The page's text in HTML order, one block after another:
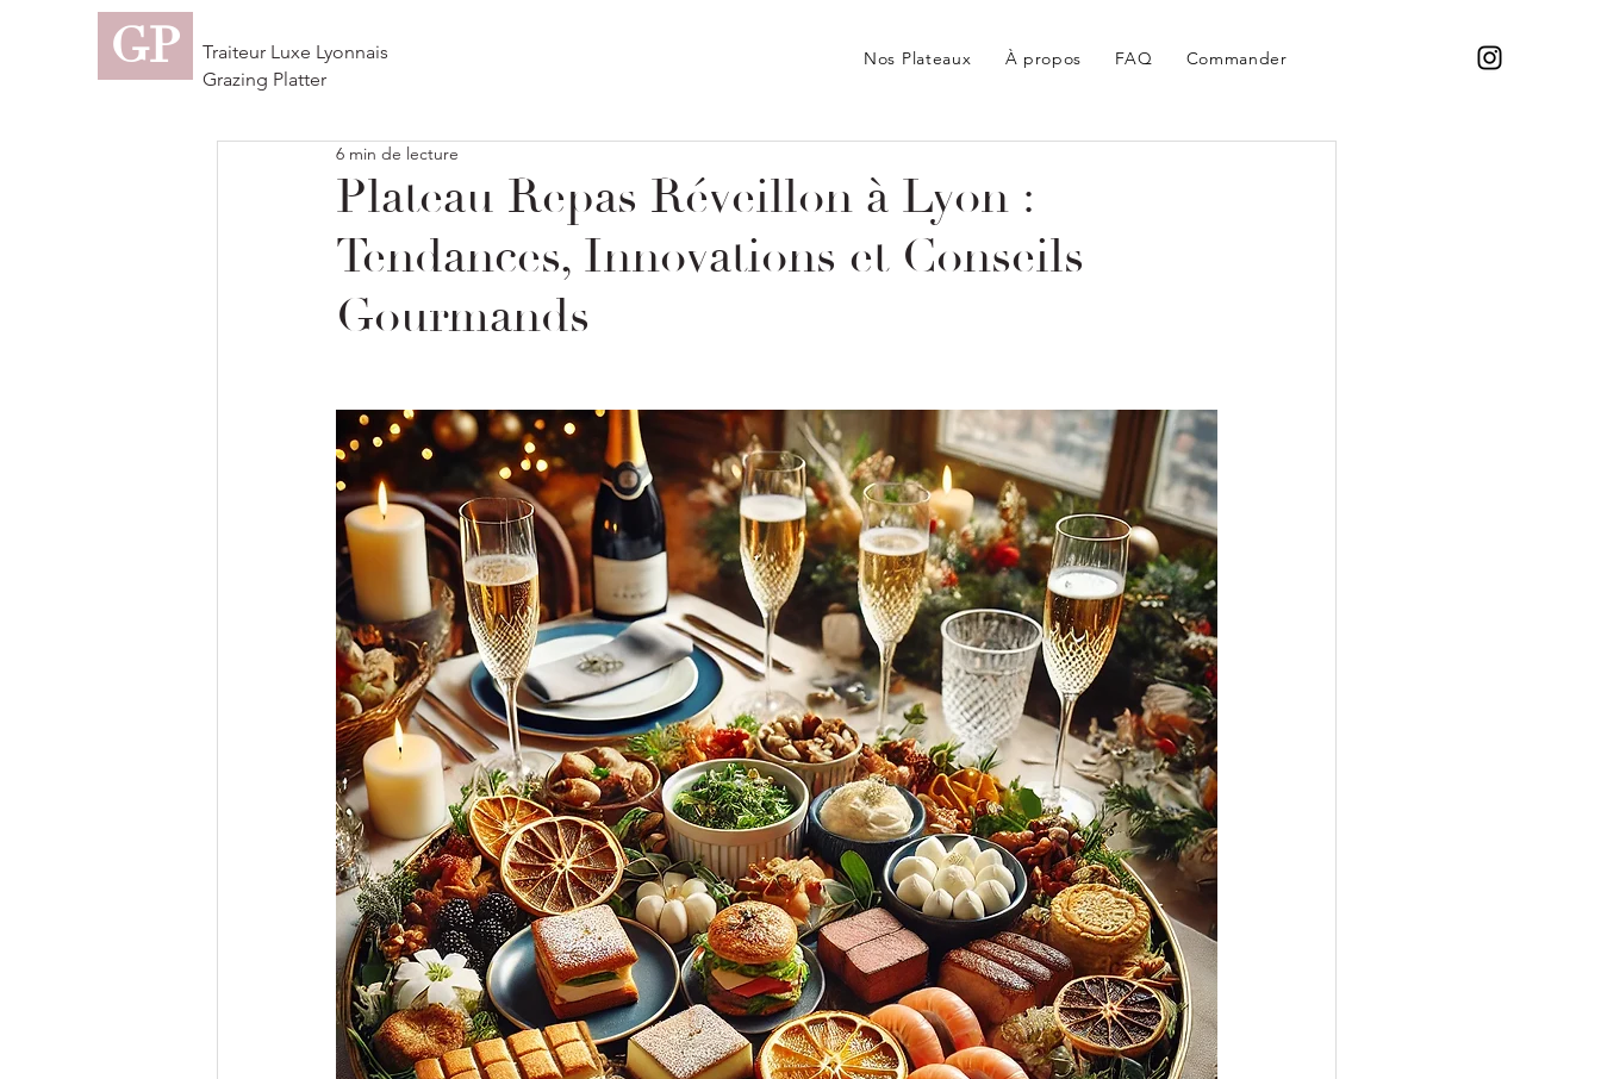
GP
Traiteur Luxe Lyonnais
Grazing Platter
Nos Plateaux À propos FAQ Commander
Plateau Repas Réveillon à Lyon :
Tendances, Innovations et Conseils
Gourmands
6 min de lecture